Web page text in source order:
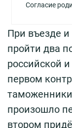
Согласие
При въезде
пройти два
российской
первом
произошло
втором